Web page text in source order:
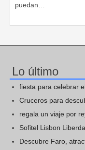
puedan…
Lo último
fiesta para celebrar
Cruceros para
regala un viaje por
Sofitel Lisbon
Descubre Faro,